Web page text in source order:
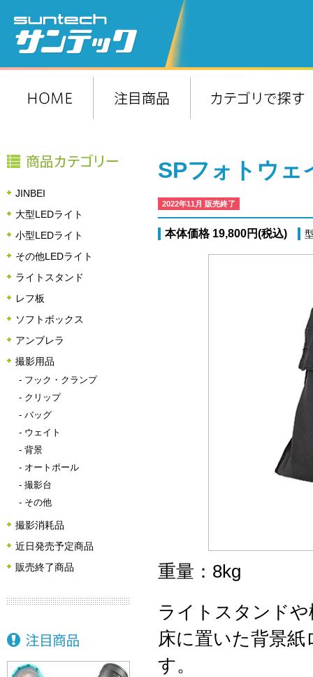
SPフォトウェ
2022年11月 販売終了
本体価格 19,800円(税込)
重量：8kg
ライトスタンド
床に置いた背景
す。
JINBEI
大型LEDライト
小型LEDライト
その他LEDライト
ライトスタンド
レフ板
ソフトボックス
アンブレラ
撮影用品
- フック・クランプ
- クリップ
- バッグ
- ウェイト
- 背景
- オートポール
- 撮影台
- その他
撮影消耗品
近日発売予定商品
販売終了商品